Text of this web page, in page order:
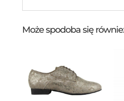
Może spodoba się